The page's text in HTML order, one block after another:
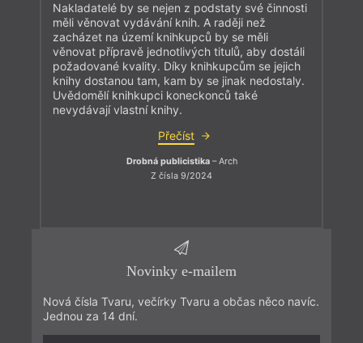
Nakladatelé by se nejen z podstaty své činnosti
měli věnovat vydávání knih. A raději než
zacházet na území knihkupců by se měli
věnovat přípravě jednotlivých titulů, aby dostáli
požadované kvality. Díky knihkupcům se jejich
knihy dostanou tam, kam by se jinak nedostaly.
Uvědomělí knihkupci koneckonců také
nevydávají vlastní knihy.
Přečíst
Drobná publicistika– Arch
Z čísla 9/2024
Novinky e-mailem
Nová čísla Tvaru, večírky Tvaru a občas něco navíc.
Jednou za 14 dní.